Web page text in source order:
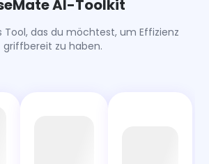
wählen.AI-Toolkit
Tool, das du möchtest, um Effizienz
griffbereit zu haben.